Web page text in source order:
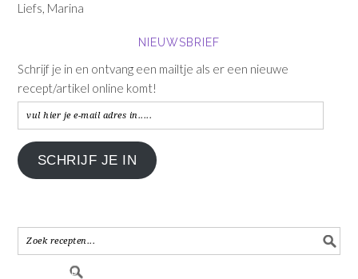
Liefs, Marina
NIEUWSBRIEF
Schrijf je in en ontvang een mailtje als er een nieuwe
recept/artikel online komt!
vul
hier
je
e-
in.....
SCHRIJF JE IN